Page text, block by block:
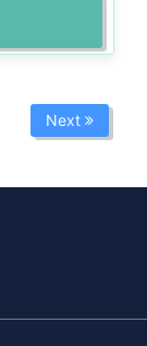
Next